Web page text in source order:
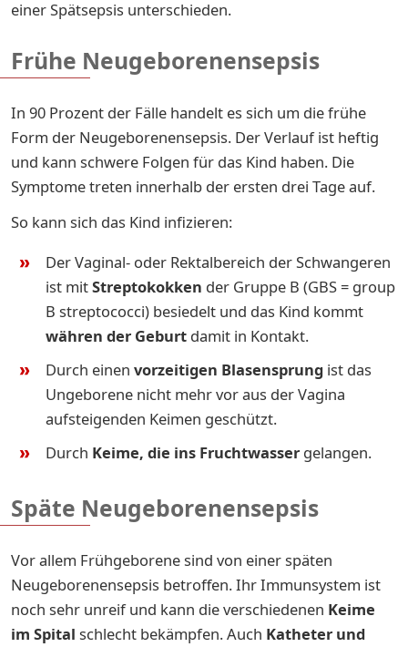
einer Spätsepsis unterschieden.
Frühe Neugeborenensepsis
In 90 Prozent der Fälle handelt es sich um die frühe
Form der Neugeborenensepsis. Der Verlauf ist heftig
und kann schwere Folgen für das Kind haben. Die
Symptome treten innerhalb der ersten drei Tage auf.
So kann sich das Kind infizieren:
Der Vaginal- oder Rektalbereich der Schwangeren
ist mitStreptokokken der Gruppe B (GBS = group
B streptococci) besiedelt und das Kind kommt
währen der Geburt damit in Kontakt.
Durch einen vorzeitigen Blasensprung ist das
Ungeborene nicht mehr vor aus der Vagina
aufsteigenden Keimen geschützt.
Durch Keime, die ins Fruchtwasser gelangen.
Späte Neugeborenensepsis
Vor allem Frühgeborene sind von einer späten
Neugeborenensepsis betroffen. Ihr Immunsystem ist
noch sehr unreif und kann die verschiedenen Keime
im Spital schlecht bekämpfen. Auch Katheter und